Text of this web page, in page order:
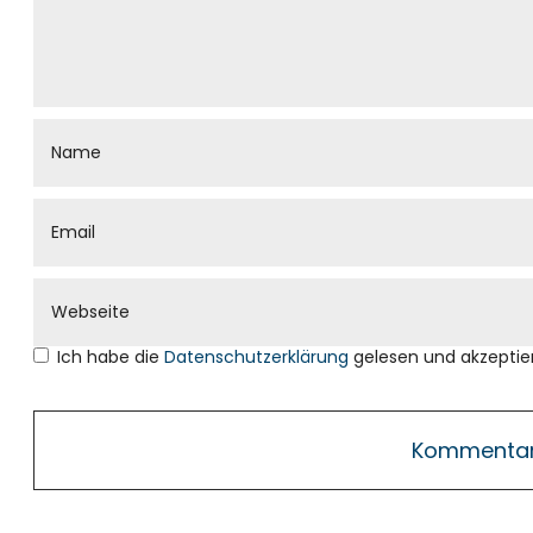
Ich habe die Datenschutzerklärung gelesen und